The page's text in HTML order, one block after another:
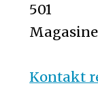
501
Kontakt